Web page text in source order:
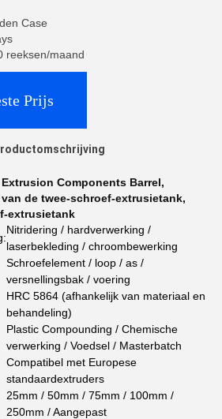
Case
reeksen/maand
Prijs
Components Barrel,
de twee-schroef-extrusietank,
extrusietank
Nitridering / hardverwerking /
laserbekleding / chroombewerking
Schroefelement / loop / as /
versnellingsbak / voering
HRC 58­64 (afhankelijk van materiaal en
behandeling)
Plastic Compounding / Chemische
verwerking / Voedsel / Masterbatch
Compatibel met Europese
standaardextruders
25mm / 50mm / 75mm / 100mm /
250mm / Aangepast